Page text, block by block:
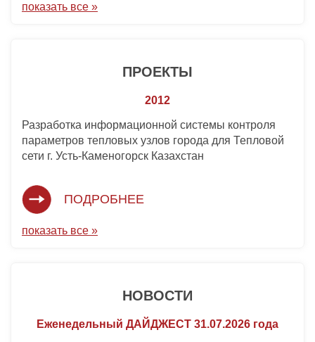
показать все »
ПРОЕКТЫ
2012
Разработка информационной системы контроля
параметров тепловых узлов города для Тепловой
сети г. Усть-Каменогорск Казахстан
ПОДРОБНЕЕ
показать все »
НОВОСТИ
Еженедельный ДАЙДЖЕСТ 31.07.2026 года